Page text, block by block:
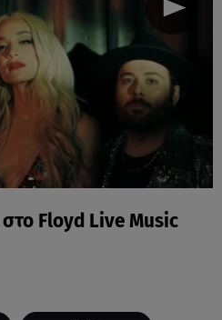
στο Floyd Live Music